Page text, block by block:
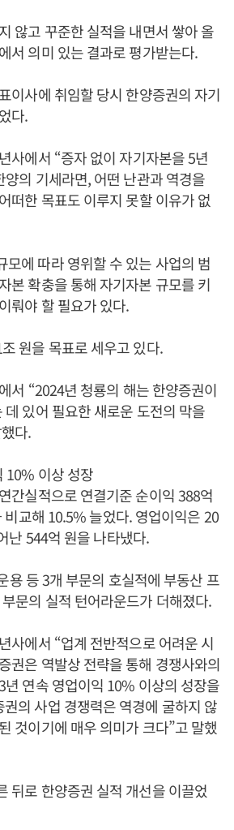
않고 꾸준한 실적을 내면서 쌓아 올
서 의미 있는 결과로 평가받는다.
이사에 취임할 당시 한양증권의 자기
다.
사에서 “증자 없이 자기자본을 5년
의 기세라면, 어떤 난관과 역경을
떠한 목표도 이루지 못할 이유가 없
모에 따라 영위할 수 있는 사업의 범
본 확충을 통해 자기자본 규모를 키
뤄야 할 필요가 있다.
원을 목표로 세우고 있다.
서 “2024년 청룡의 해는 한양증권이
있어 필요한 새로운 도전의 막을
다.
이상 성장
간실적으로 연결기준 순이익 388억
교해 10.5% 늘었다. 영업이익은 20
난 544억 원을 나타냈다.
용 등 3개 부문의 호실적에 부동산 프
문의 실적 턴어라운드가 더해졌다.
사에서 “업계 전반적으로 어려운 시
권은 역발상 전략을 통해 경쟁사와의
년 연속 영업이익 10% 이상의 성장을
의 사업 경쟁력은 역경에 굴하지 않
것이기에 매우 의미가 크다”고 말했
뒤로 한양증권 실적 개선을 이끌었